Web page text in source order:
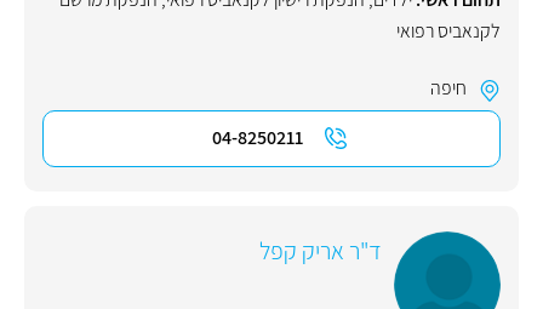
לקנאביס רפואי
חיפה
04-8250211
ד"ר אריק קפל